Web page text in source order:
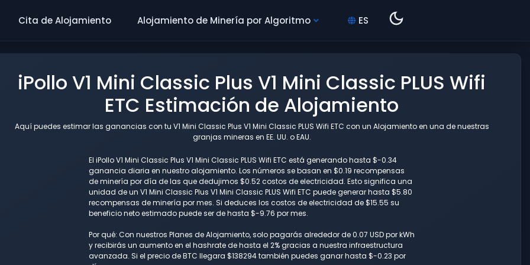
Cita de Alojamiento Alojamiento de Minería por Algoritmo ES
iPollo V1 Mini Classic Plus V1 Mini Classic PLUS Wifi
ETC Estimación de Alojamiento
Aquí puedes estimar las ganancias con tu V1 Mini Classic Plus V1 Mini Classic PLUS Wifi ETC con un Alojamiento en una de nuestras
granjas mineras en EE. UU. o EAU.
El iPollo V1 Mini Classic Plus V1 Mini Classic PLUS Wifi ETC está generando hasta $-0.34
ganancia diaria en nuestro alojamiento. Los números se basan en $0.19 recompensas
de minería por día de las que dedujimos $0.52 costos de electricidad. Esto significa una
unidad de un V1 Mini Classic Plus V1 Mini Classic PLUS Wifi ETC puede generar hasta $5.80
recompensas de minería por mes. Si deduces los costos de electricidad de $15.55 su
beneficio neto estimado puede ser de hasta $-9.76 por mes.
Por qué: Con nuestros Planes de Alojamiento, solo pagarás alrededor de 0.07 USD por kWh
y recibirás un aumento en el hashrate de hasta el 2% gracias a nuestra infraestructura
avanzada. Si el precio de BTC llegara $138294 también puedes ganar hasta $-0.23 por